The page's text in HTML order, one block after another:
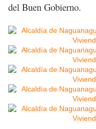
del Buen Gobierno.